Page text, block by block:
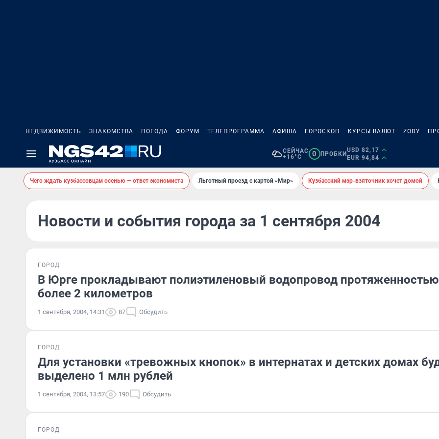
НЕДВИЖИМОСТЬ ЗНАКОМСТВА ПОГОДА ФОРУМ ТЕЛЕПРОГРАММА АФИША ГОРОСКОП КУРСЫ ВАЛЮТ ZODY
СЕЙЧАС
+16°C
0 ПРОБКИ
USD 82,17
EUR 94,84
Чего ждать кузбассовцам осенью — ответ экономиста Льготный проезд с картой «Мир» Кузбасский мэр-взяточник хочет домой
Новости и события города за 1 сентября 2004
ГОРОД
В Юрге прокладывают полиэтиленовый водопровод протяженностью
более 2 километров
1 сентября, 2004, 14:31 87 Обсудить
ГОРОД
Для установки «тревожных кнопок» в интернатах и детских домах
выделено 1 млн рублей
1 сентября, 2004, 13:57 190 Обсудить
ГОРОД